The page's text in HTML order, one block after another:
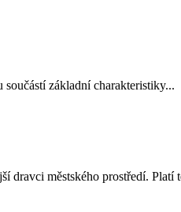
základní charakteristiky...
dravci městského prostředí. Platí